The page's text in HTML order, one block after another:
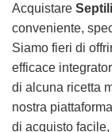
Acquistare
conveniente,
Siamo fieri di
efficace
di alcuna ricetta
nostra
di acquisto